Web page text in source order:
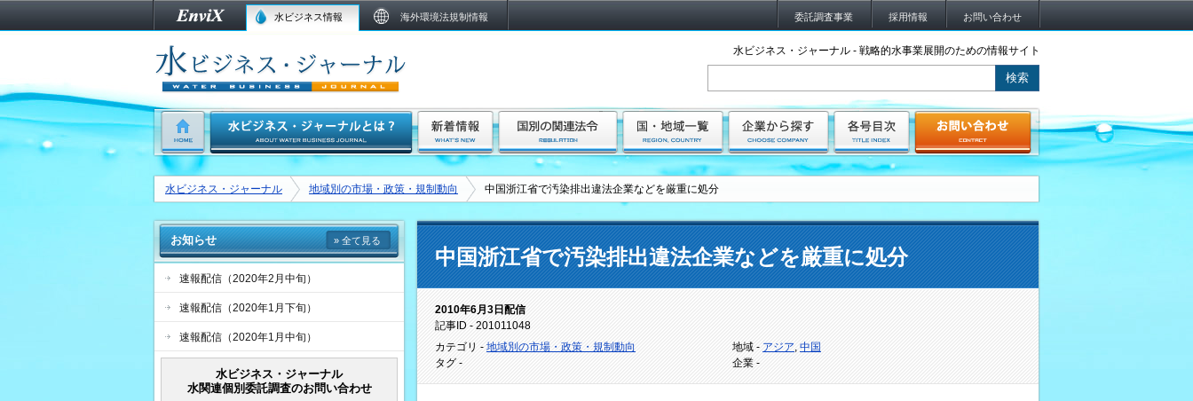
水ビジネス情報 海外環境法規制情報 委託調査事業 採用情報 お問い合わせ
水ビジネス・ジャーナル - 戦略的水事業展開のための情報サイト
水ビジネス・ジャーナル 地域別の市場・政策・規制動向 中国浙江省で汚染排出違法企業などを厳重に処分
中国浙江省で汚染排出違法企業などを厳重に処分
2010年6月3日配信
記事ID - 201011048
カテゴリ - 地域別の市場・政策・規制動向
タグ -
地域 - アジア, 中国
企業 -
お知らせ » 全て見る
速報配信（2020年2月中旬）
速報配信（2020年1月下旬）
速報配信（2020年1月中旬）
水ビジネス・ジャーナル
水関連個別委託調査のお問い合わせ